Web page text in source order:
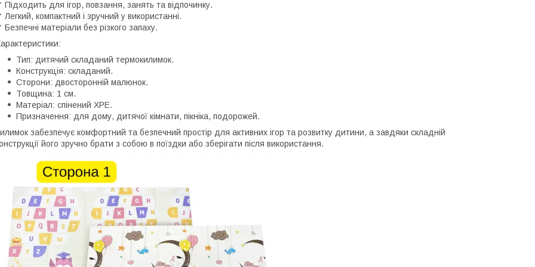
Підходить для ігор, повзання, занять та відпочинку.
Легкий, компактний і зручний у використанні.
Безпечні матеріали без різкого запаху.
Тип: дитячий складаний термокилимок.
Конструкція: складаний.
Сторони: двосторонній малюнок.
Товщина: 1 см.
Матеріал: спінений XPE.
Призначення: для дому, дитячої кімнати, пікніка, подорожей.
забезпечує комфортний та безпечний простір для активних ігор та розвитку дитини, а завдяки складній
його зручно брати з собою в поїздки або зберігати після використання.